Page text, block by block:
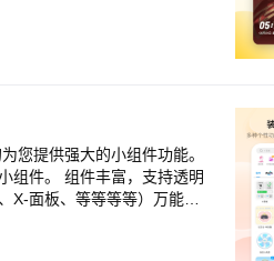
QQ群954460062
您提供强大的小组件功能。
支持透明
面板、等等等等）万能小